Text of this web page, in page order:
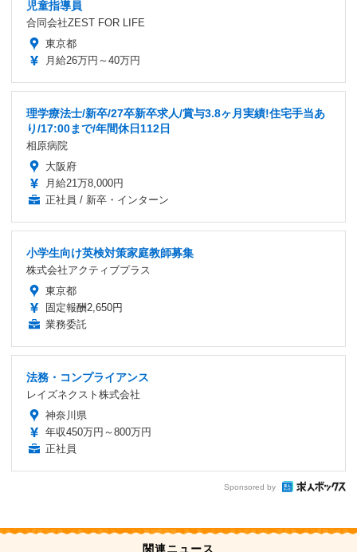
児童指導員
合同会社ZEST FOR LIFE
東京都
月給26万円～40万円
理学療法士/新卒/27卒新卒求人/賞与3.8ヶ月実績!住宅手当あ
り/17:00まで/年間休日112日
相原病院
大阪府
月給21万8,000円
正社員 / 新卒・インターン
小学生向け英検対策家庭教師募集
株式会社アクティブプラス
東京都
固定報酬2,650円
業務委託
法務・コンプライアンス
レイズネクスト株式会社
神奈川県
年収450万円～800万円
正社員
Sponsored by
関連ニュース